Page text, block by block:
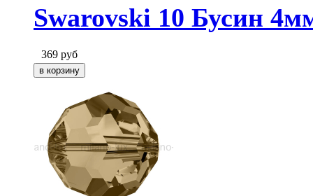
Swarovski 10 Бусин
369 руб